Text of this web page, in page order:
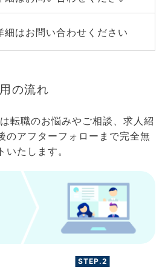
細はお問い合わせください
の流れ
転職のお悩みやご相談、求人紹
のアフターフォローまで完全無
たします。
STEP.2